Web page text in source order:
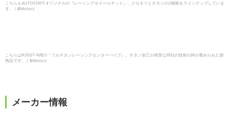
こちらもAUTOSTAFFオリジナルの『レーシングホイールナット』。クロモリとチタンの2種類をラインナップしていま
す。 / ©︎Motorz
こちらはR35GT-R用の『フルチタンレーシングセンターパイプ』。チタン加工が得意な同社の技術の粋が集められた新
商品です。 / ©︎Motorz
メーカー情報